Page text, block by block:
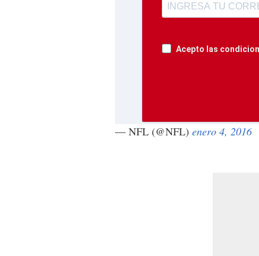
Acepto las
— NFL (@NFL) enero 4, 2016